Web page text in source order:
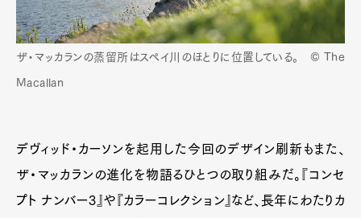
Pen Membership
Magazine
Official Columnist
About
Contact
Pen international Pen tw
ザ・マッカランの蒸留所はスペイ川のほとりに位置している。 © The
Macallan
デヴィッド・カーソンを起用した今回のデザイン刷新もまた、
ザ・マッカランの進化を物語るひとつの取り組みだ。『コンセ
プト ナンバー3』や『カラーコレクション』など、長年にわたりカ